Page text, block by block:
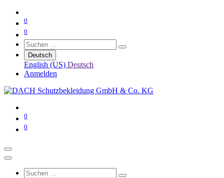
0
0
Deutsch
English (US) Deutsch
Anmelden
0
0